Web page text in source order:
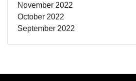
November 2022
October 2022
September 2022